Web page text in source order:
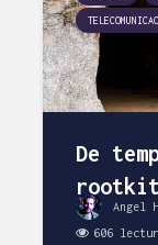
De
Angel H.
606